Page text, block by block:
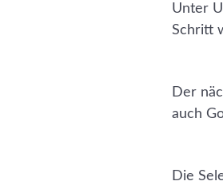
Unter
Schritt
Der
auch
Die